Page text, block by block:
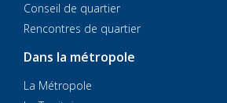
Conseil de quartier
Rencontres de quartier
Dans la métropole
La Métropole